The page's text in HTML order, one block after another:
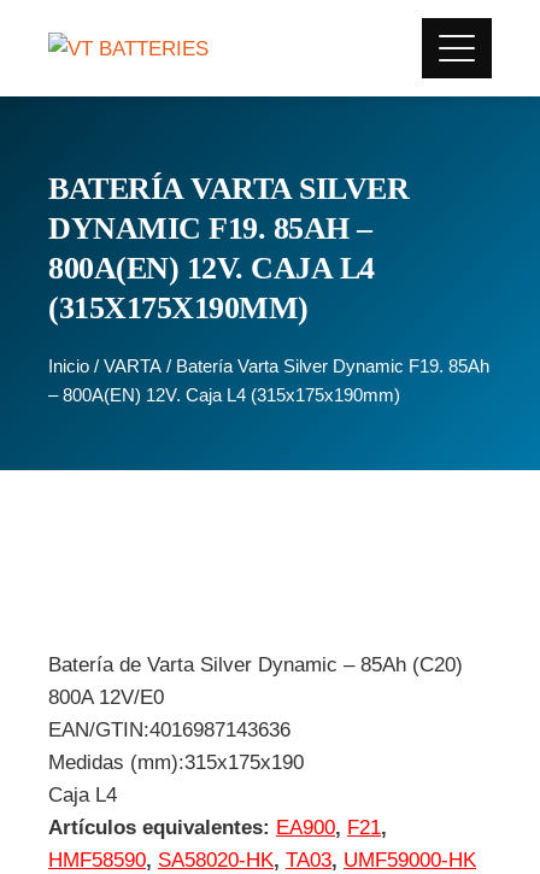
BATERÍA VARTA SILVER
DYNAMIC F19. 85AH –
800A(EN) 12V. CAJA L4
(315X175X190MM)
Inicio / VARTA / Batería Varta Silver Dynamic F19. 85Ah
– 800A(EN) 12V. Caja L4 (315x175x190mm)
Batería de Varta Silver Dynamic – 85Ah (C20)
800A 12V/E0
EAN/GTIN:4016987143636
Medidas (mm):315x175x190
Caja L4
Artículos equivalentes: EA900, F21,
HMF58590, SA58020-HK, TA03, UMF59000-HK